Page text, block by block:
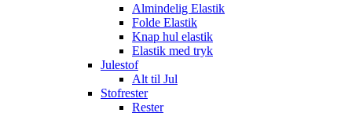
Almindelig Elastik
Folde Elastik
Knap hul elastik
Elastik med tryk
Julestof
Alt til Jul
Stofrester
Rester